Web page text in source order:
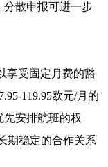
分散申报可进一步
享受固定月费的豁
119.95欧元/月的
先安排航班的权
期稳定的合作关系